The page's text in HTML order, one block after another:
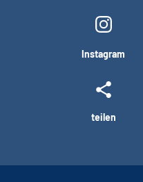
Instagram
teilen